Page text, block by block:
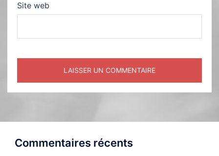
Site web
Commentaires récents